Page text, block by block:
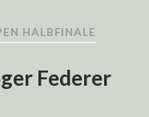
HALBFINALE
Federer